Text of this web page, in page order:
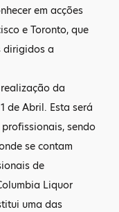
em acções
e Toronto, que
dirigidos a
da
de Abril. Esta será
sendo
se contam
de
Liquor
uma das